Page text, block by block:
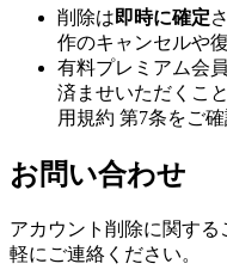
削除は即時に確定
作のキャンセルや
有料プレミアム会
済ませいただくこ
用規約 第7条をご確
お問い合わせ
アカウント削除に関す
軽にご連絡ください。